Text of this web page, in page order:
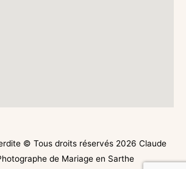
© Tous droits réservés 2026 Claude
de Mariage en Sarthe